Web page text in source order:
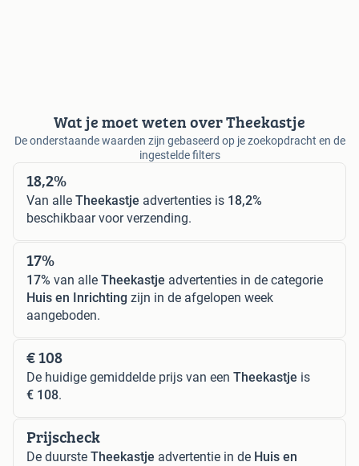
Wat je moet weten over Theekastje
De onderstaande waarden zijn gebaseerd op je zoekopdracht en de
ingestelde filters
18,2%
Van alle Theekastje advertenties is 18,2%
beschikbaar voor verzending.
17%
17% van alle Theekastje advertenties in de categorie
Huis en Inrichting zijn in de afgelopen week
aangeboden.
€ 108
De huidige gemiddelde prijs van een Theekastje is
€ 108.
Prijscheck
De duurste Theekastje advertentie in de Huis en